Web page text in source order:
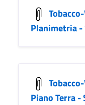
Planimetria -
Piano Terra -